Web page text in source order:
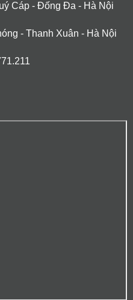
Cáp - Đống Đa - Hà Nội
- Thanh Xuân - Hà Nội